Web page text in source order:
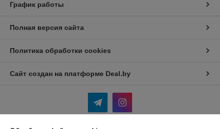
График работы
Полная версия сайта
Политика обработки cookies
Сайт создан на платформе Deal.by